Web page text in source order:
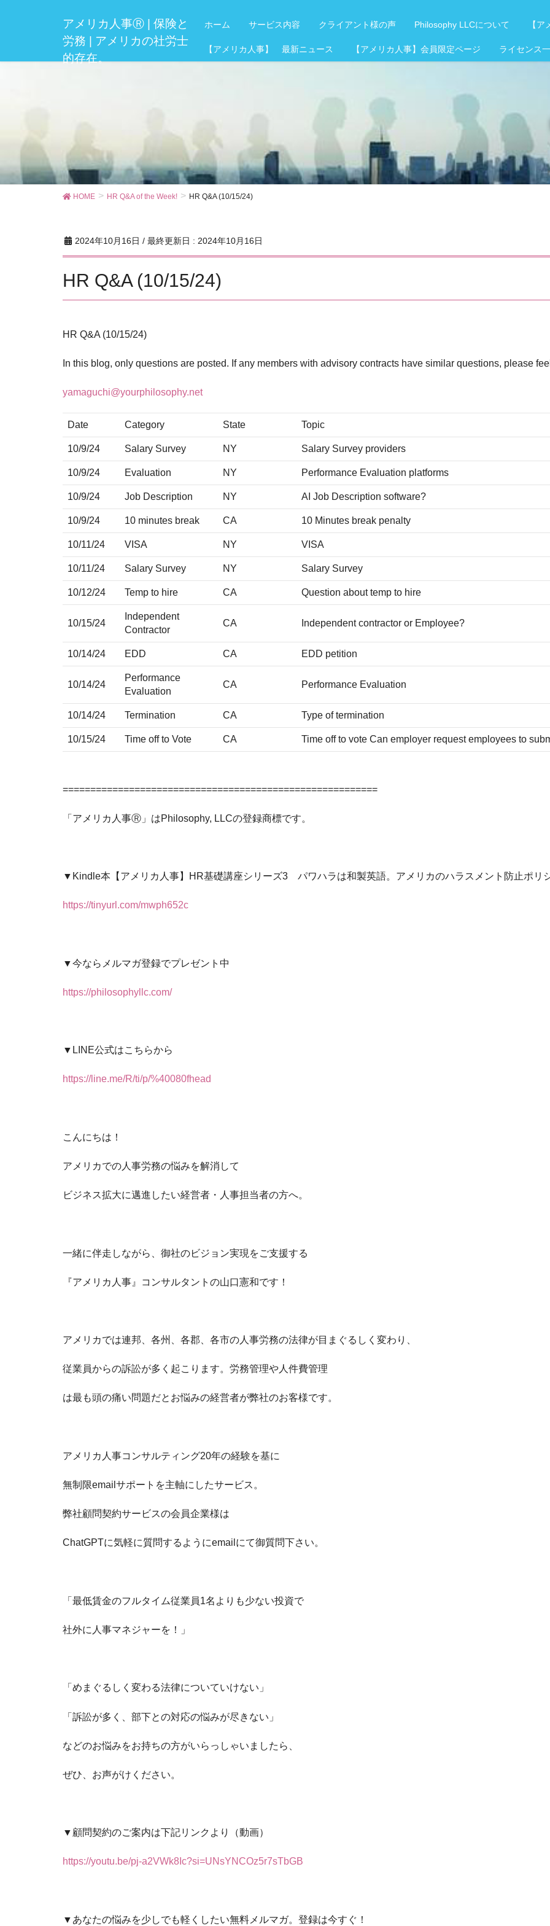
アメリカ人事Ⓡ | 保険と
労務 | アメリカの社労士
的存在。
ホーム サービス内容 クライアント様の声 Philosophy LLCについて 【
【アメリカ人事】 最新ニュース 【アメリカ人事】会員限定ページ ライセンス
HOME HR Q&A of the Week! HR Q&A (10/15/24)
2024年10月16日 / 最終更新日 : 2024年10月16日
HR Q&A (10/15/24)
HR Q&A (10/15/24)
In this blog, only questions are posted. If any members with advisory contracts have similar questions, please
yamaguchi@yourphilosophy.net
Date Category State Topic
10/9/24 Salary Survey NY Salary Survey providers
10/9/24 Evaluation NY Performance Evaluation platforms
10/9/24 Job Description NY AI Job Description software?
10/9/24 10 minutes break CA 10 Minutes break penalty
10/11/24 VISA NY VISA
10/11/24 Salary Survey NY Salary Survey
10/12/24 Temp to hire CA Question about temp to hire
10/15/24
Independent
Contractor
CA Independent contractor or Employee?
10/14/24 EDD CA EDD petition
10/14/24
Performance
Evaluation
CA Performance Evaluation
10/14/24 Termination CA Type of termination
10/15/24 Time off to Vote CA Time off to vote Can employer request employees to
=========================================================
「アメリカ人事Ⓡ」はPhilosophy, LLCの登録商標です。
▼Kindle本【アメリカ人事】HR基礎講座シリーズ3 パワハラは和製英語。アメリカのハラスメント防止ポリ
https://tinyurl.com/mwph652c
▼今ならメルマガ登録でプレゼント中
https://philosophyllc.com/
▼LINE公式はこちらから
https://line.me/R/ti/p/%40080fhead
こんにちは！
アメリカでの人事労務の悩みを解消して
ビジネス拡大に邁進したい経営者・人事担当者の方へ。
一緒に伴走しながら、御社のビジョン実現をご支援する
『アメリカ人事』コンサルタントの山口憲和です！
アメリカでは連邦、各州、各郡、各市の人事労務の法律が目まぐるしく変わり、
従業員からの訴訟が多く起こります。労務管理や人件費管理
は最も頭の痛い問題だとお悩みの経営者が弊社のお客様です。
アメリカ人事コンサルティング20年の経験を基に
無制限emailサポートを主軸にしたサービス。
弊社顧問契約サービスの会員企業様は
ChatGPTに気軽に質問するようにemailにて御質問下さい。
「最低賃金のフルタイム従業員1名よりも少ない投資で
社外に人事マネジャーを！」
「めまぐるしく変わる法律についていけない」
「訴訟が多く、部下との対応の悩みが尽きない」
などのお悩みをお持ちの方がいらっしゃいましたら、
ぜひ、お声がけください。
▼顧問契約のご案内は下記リンクより（動画）
https://youtu.be/pj-a2VWk8Ic?si=UNsYNCOz5r7sTbGB
▼あなたの悩みを少しでも軽くしたい無料メルマガ。登録は今すぐ！